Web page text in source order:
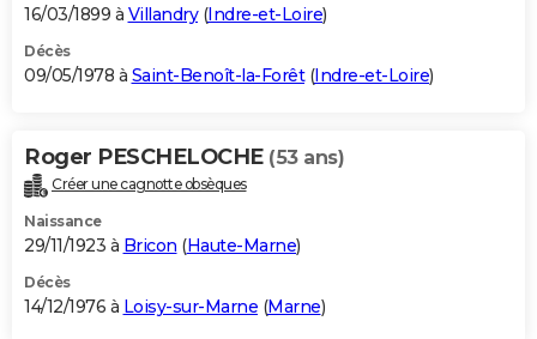
16/03/1899 à Villandry(Indre-et-Loire)
Décès
09/05/1978 à Saint-Benoît-la-Forêt(Indre-et-Loire)
Roger PESCHELOCHE (53 ans)
Créer une cagnotte obsèques
Naissance
29/11/1923 à Bricon (Haute-Marne)
Décès
14/12/1976 à Loisy-sur-Marne (Marne)